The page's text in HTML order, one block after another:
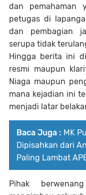
dan pemahaman
petugas di
dan pembagian
serupa tidak
Hingga berita ini
resmi maupun
Niaga maupun
mana kejadian ini
menjadi latar
Baca Juga : MK
Dipisahkan dari
Paling Lambat
Pihak